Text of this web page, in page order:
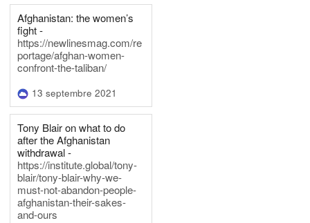
Afghanistan: the women’s
fight -
https://newlinesmag.com/re
portage/afghan-women-
confront-the-taliban/
13 septembre 2021
Tony Blair on what to do
after the Afghanistan
withdrawal -
https://institute.global/tony-
blair/tony-blair-why-we-
must-not-abandon-people-
afghanistan-their-sakes-
and-ours